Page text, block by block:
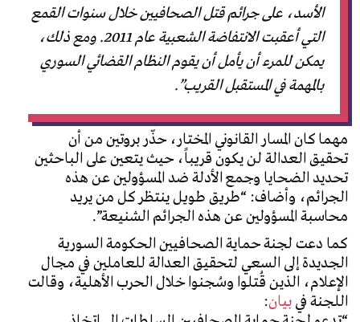
الأسد، على جرائم قتل الصحافيين خلال سنوات القمع
التي أعقبت الانتفاضة الشعبية عام 2011. ومع ذلك،
يمكن للمرء أن يأمل أن يقوم النظام القضائي السوري
بالمهمة في المستقبل القريب”.
مهما كان المسار القانوني المختار، حذّر بروتين من أن
تحقيق العدالة لن يكون قريباً، حيث يتعين على الباحثين
تحديد الضحايا وجمع الأدلة ضد المسؤولين عن هذه
الجرائم، وأضاف: “طريق طويل ينتظر كل من يريد
محاسبة المسؤولين عن هذه الجرائم الشنيعة”.
كما دعت لجنة حماية الصحافيين الحكومة السورية
الجديدة إلى السعي لتحقيق العدالة للعاملين في مجال
الإعلام، الذين قُتلوا وسُجنوا خلال الحرب الأهلية، وقالت
اللجنة في بيان: